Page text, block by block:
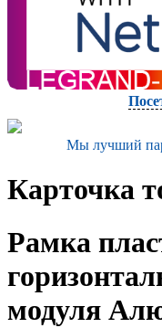
Мы лучший
Карточка
Рамка
модуля